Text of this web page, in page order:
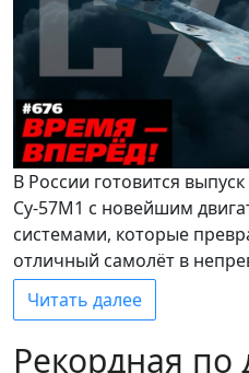
В России готовится
Су-57М1 с новейшим
системами, которые
отличный самолёт в
Читать далее
Рекордная по